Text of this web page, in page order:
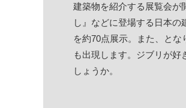
建築物を紹介する展覧会が
し』などに登場する日本の
を約70点展示。また、と
も出現します。ジブリが
しょうか。